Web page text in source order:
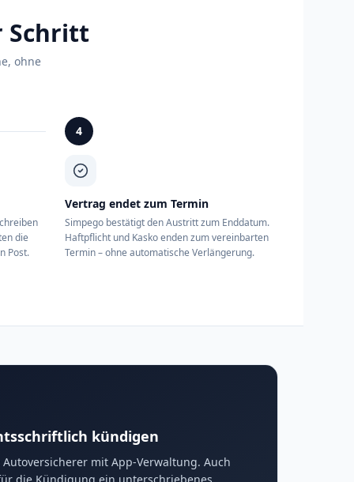
Schritt
ohne
die
Post.
4
Vertrag endet zum Termin
Simpego bestätigt den Austritt zum Enddatum.
Haftpflicht und Kasko enden zum vereinbarten
Termin – ohne automatische Verlängerung.
kündigen
mit App-Verwaltung. Auch